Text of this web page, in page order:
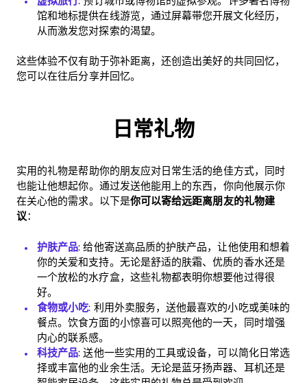
馆和地标提供在线游览，通过屏幕带您开展文化经历，
从而激发您对探索的渴望。
这些体验不仅有助于弥补距离，还创造出美好的共同回忆，
您可以在往后分享并回忆。
日常礼物
实用的礼物是帮助你的朋友应对日常生活的绝佳方式，同时
也能让他想起你。通过发送他能用上的东西，你向他展示你
在关心他的需求。以下是你可以寄给远距离朋友的礼物建
议：
护肤产品: 给他寄送高品质的护肤产品，让他使用和想着
你的关爱和支持。无论是舒适的肤霜、优质的香水还是
一个放松的水疗盒，这些礼物都表明你想要他过得很
好。
食物或小吃: 利用外卖服务，送他最喜欢的小吃或美味的
餐点。饮食方面的小惊喜可以照亮他的一天，同时增强
内心的联系感。
科技产品: 送他一些实用的工具或设备，可以简化日常选
择或丰富他的业余生活。无论是蓝牙扬声器、耳机还是